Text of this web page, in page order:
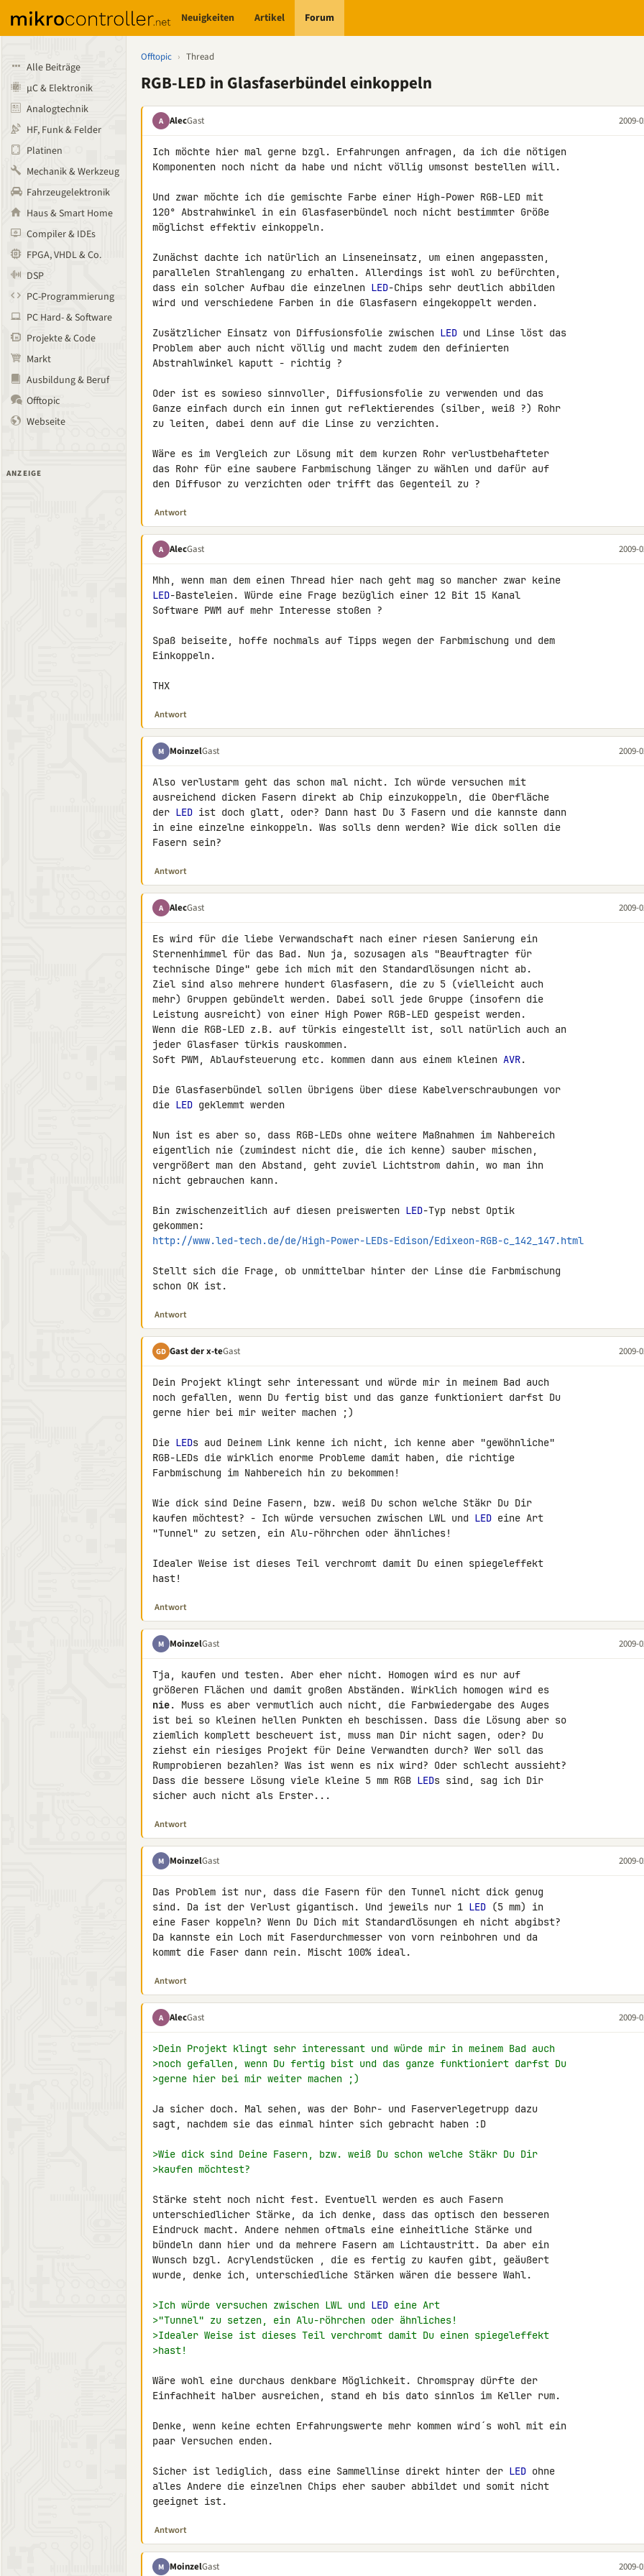
Neuigkeiten Artikel Forum
Alle Beiträge
µC & Elektronik
Analogtechnik
HF, Funk & Felder
Platinen
Mechanik & Werkzeug
Fahrzeugelektronik
Haus & Smart Home
Compiler & IDEs
FPGA, VHDL & Co.
DSP
PC-Programmierung
PC Hard- & Software
Projekte & Code
Markt
Ausbildung & Beruf
Offtopic
Webseite
ANZEIGE
Offtopic › Thread
RGB-LED in Glasfaserbündel einkoppeln
A AlecGast 2009-
Ich möchte hier mal gerne bzgl. Erfahrungen anfragen, da ich die nötigen
Komponenten noch nicht da habe und nicht völlig umsonst bestellen will.
Und zwar möchte ich die gemischte Farbe einer High-Power RGB-LED mit
120° Abstrahwinkel in ein Glasfaserbündel noch nicht bestimmter Größe
möglichst effektiv einkoppeln.
Zunächst dachte ich natürlich an Linseneinsatz, um einen angepassten,
parallelen Strahlengang zu erhalten. Allerdings ist wohl zu befürchten,
dass ein solcher Aufbau die einzelnen LED-Chips sehr deutlich abbilden
wird und verschiedene Farben in die Glasfasern eingekoppelt werden.
Zusätzlicher Einsatz von Diffusionsfolie zwischen LED und Linse löst das
Problem aber auch nicht völlig und macht zudem den definierten
Abstrahlwinkel kaputt - richtig ?
Oder ist es sowieso sinnvoller, Diffusionsfolie zu verwenden und das
Ganze einfach durch ein innen gut reflektierendes (silber, weiß ?) Rohr
zu leiten, dabei denn auf die Linse zu verzichten.
Wäre es im Vergleich zur Lösung mit dem kurzen Rohr verlustbehafteter
das Rohr für eine saubere Farbmischung länger zu wählen und dafür auf
den Diffusor zu verzichten oder trifft das Gegenteil zu ?
Antwort
A AlecGast 2009-
LED-Basteleien. Würde eine Frage bezüglich einer 12 Bit 15 Kanal
Software PWM auf mehr Interesse stoßen ?
Spaß beiseite, hoffe nochmals auf Tipps wegen der Farbmischung und dem
Einkoppeln.
THX
Antwort
M MoinzelGast 2009-
Also verlustarm geht das schon mal nicht. Ich würde versuchen mit
ausreichend dicken Fasern direkt ab Chip einzukoppeln, die Oberfläche
der LED ist doch glatt, oder? Dann hast Du 3 Fasern und die kannste dann
in eine einzelne einkoppeln. Was solls denn werden? Wie dick sollen die
Fasern sein?
Antwort
A AlecGast 2009-
Es wird für die liebe Verwandschaft nach einer riesen Sanierung ein
Sternenhimmel für das Bad. Nun ja, sozusagen als "Beauftragter für
technische Dinge" gebe ich mich mit den Standardlösungen nicht ab.
Ziel sind also mehrere hundert Glasfasern, die zu 5 (vielleicht auch
mehr) Gruppen gebündelt werden. Dabei soll jede Gruppe (insofern die
Leistung ausreicht) von einer High Power RGB-LED gespeist werden.
Wenn die RGB-LED z.B. auf türkis eingestellt ist, soll natürlich auch an
jeder Glasfaser türkis rauskommen.
Soft PWM, Ablaufsteuerung etc. kommen dann aus einem kleinen AVR.
Die Glasfaserbündel sollen übrigens über diese Kabelverschraubungen vor
die LED geklemmt werden
Nun ist es aber so, dass RGB-LEDs ohne weitere Maßnahmen im Nahbereich
eigentlich nie (zumindest nicht die, die ich kenne) sauber mischen,
vergrößert man den Abstand, geht zuviel Lichtstrom dahin, wo man ihn
nicht gebrauchen kann.
Bin zwischenzeitlich auf diesen preiswerten LED-Typ nebst Optik
http://www.led-tech.de/de/High-Power-LEDs-Edison/Edixeon-RGB-c_142_147.html
Stellt sich die Frage, ob unmittelbar hinter der Linse die Farbmischung
schon OK ist.
Antwort
GD Gast der x-teGast 2009-
Dein Projekt klingt sehr interessant und würde mir in meinem Bad auch
noch gefallen, wenn Du fertig bist und das ganze funktioniert darfst Du
gerne hier bei mir weiter machen ;)
Die LEDs aud Deinem Link kenne ich nicht, ich kenne aber "gewöhnliche"
RGB-LEDs die wirklich enorme Probleme damit haben, die richtige
Farbmischung im Nahbereich hin zu bekommen!
Wie dick sind Deine Fasern, bzw. weiß Du schon welche Stäkr Du Dir
kaufen möchtest? - Ich würde versuchen zwischen LWL und LED eine Art
"Tunnel" zu setzen, ein Alu-röhrchen oder ähnliches!
Idealer Weise ist dieses Teil verchromt damit Du einen spiegeleffekt
hast!
Antwort
M MoinzelGast 2009-
Tja, kaufen und testen. Aber eher nicht. Homogen wird es nur auf
nie. Muss es aber vermutlich auch nicht, die Farbwiedergabe des Auges
ist bei so kleinen hellen Punkten eh beschissen. Dass die Lösung aber so
ziemlich komplett bescheuert ist, muss man Dir nicht sagen, oder? Du
ziehst ein riesiges Projekt für Deine Verwandten durch? Wer soll das
Rumprobieren bezahlen? Was ist wenn es nix wird? Oder schlecht aussieht?
Dass die bessere Lösung viele kleine 5 mm RGB LEDs sind, sag ich Dir
sicher auch nicht als Erster...
Antwort
M MoinzelGast 2009-
Das Problem ist nur, dass die Fasern für den Tunnel nicht dick genug
sind. Da ist der Verlust gigantisch. Und jeweils nur 1 LED (5 mm) in
eine Faser koppeln? Wenn Du Dich mit Standardlösungen eh nicht abgibst?
Da kannste ein Loch mit Faserdurchmesser von vorn reinbohren und da
kommt die Faser dann rein. Mischt 100% ideal.
Antwort
A AlecGast 2009-
>Dein Projekt klingt sehr interessant und würde mir in meinem Bad auch
>noch gefallen, wenn Du fertig bist und das ganze funktioniert darfst Du
>gerne hier bei mir weiter machen ;)
Ja sicher doch. Mal sehen, was der Bohr- und Faserverlegetrupp dazu
sagt, nachdem sie das einmal hinter sich gebracht haben :D
>Wie dick sind Deine Fasern, bzw. weiß Du schon welche Stäkr Du Dir
>kaufen möchtest?
Stärke steht noch nicht fest. Eventuell werden es auch Fasern
unterschiedlicher Stärke, da ich denke, dass das optisch den besseren
Eindruck macht. Andere nehmen oftmals eine einheitliche Stärke und
bündeln dann hier und da mehrere Fasern am Lichtaustritt. Da aber ein
Wunsch bzgl. Acrylendstücken , die es fertig zu kaufen gibt, geäußert
wurde, denke ich, unterschiedliche Stärken wären die bessere Wahl.
>Ich würde versuchen zwischen LWL und LED eine Art
>"Tunnel" zu setzen, ein Alu-röhrchen oder ähnliches!
>Idealer Weise ist dieses Teil verchromt damit Du einen spiegeleffekt
>hast!
Wäre wohl eine durchaus denkbare Möglichkeit. Chromspray dürfte der
Einfachheit halber ausreichen, stand eh bis dato sinnlos im Keller rum.
Denke, wenn keine echten Erfahrungswerte mehr kommen wird´s wohl mit ein
paar Versuchen enden.
Sicher ist lediglich, dass eine Sammellinse direkt hinter der LED ohne
alles Andere die einzelnen Chips eher sauber abbildet und somit nicht
geeignet ist.
Antwort
M MoinzelGast 2009-